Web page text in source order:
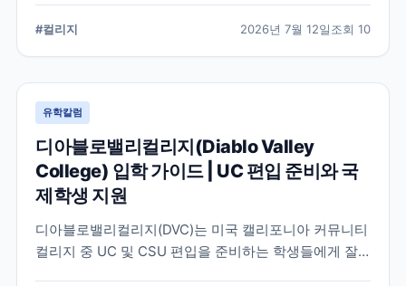
#컬리지 2026년 7월 12일조회 10
유학칼럼
디아블로밸리컬리지(Diablo Valley
College) 입학 가이드 | UC 편입 준비와 국
제학생 지원
디아블로밸리컬리지(DVC)는 미국 캘리포니아 커뮤니티
컬리지 중 UC 및 CSU 편입을 준비하는 학생들에게 잘